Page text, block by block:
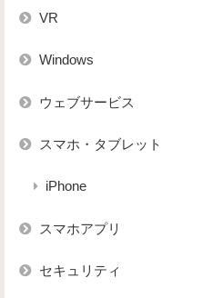
VR
Windows
ウェブサービス
スマホ・タブレット
iPhone
スマホアプリ
セキュリティ